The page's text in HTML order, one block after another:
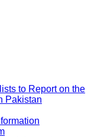
to Report on the
Pakistan